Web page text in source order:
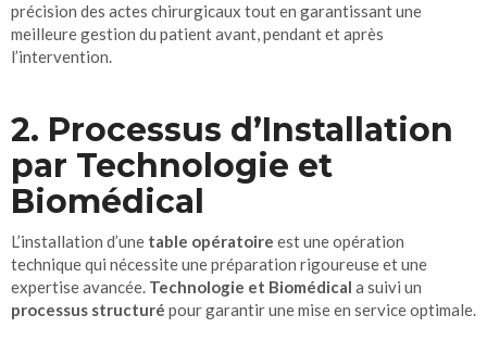
précision des actes chirurgicaux tout en garantissant une
meilleure gestion du patient avant, pendant et après
l’intervention.
2. Processus d’Installation
par Technologie et
Biomédical
L’installation d’une table opératoire est une opération
technique qui nécessite une préparation rigoureuse et une
expertise avancée. Technologie et Biomédical a suivi un
processus structuré pour garantir une mise en service optimale.